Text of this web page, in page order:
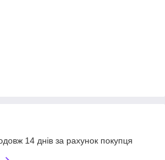
14 днів за рахунок покупця